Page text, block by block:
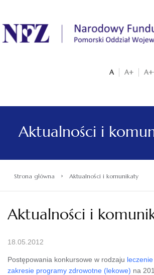
.
A A+
Aktualności i
Strona główna › Aktualności i komunikaty
Aktualności i
18.05.2012
Postępowania konkursowe w rodzaju
zakresie programy zdrowotne (lekowe) na